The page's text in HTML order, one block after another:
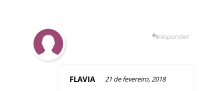
FLAVIA
21 de fevereiro, 2018
responder